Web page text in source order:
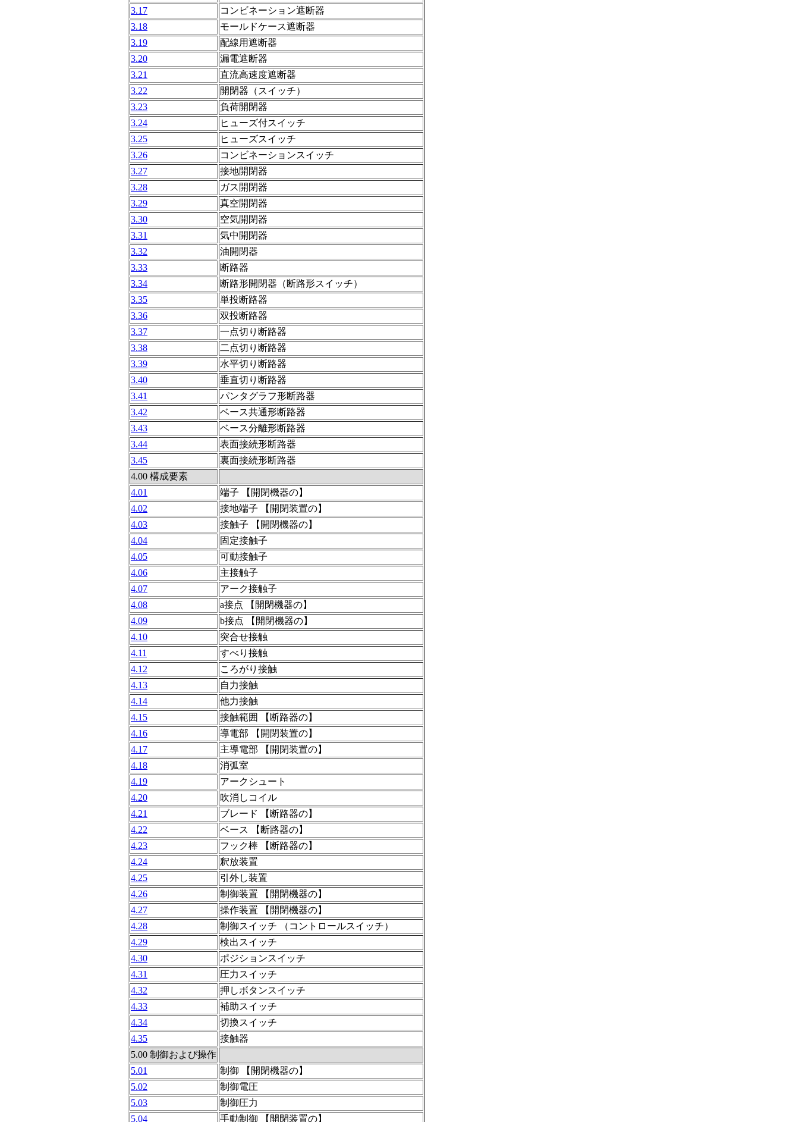
3.17
コンビネーション遮断器
3.18
モールドケース遮断器
3.19
配線用遮断器
3.20
漏電遮断器
3.21
直流高速度遮断器
3.22
開閉器（スイッチ）
3.23
負荷開閉器
3.24
ヒューズ付スイッチ
3.25
ヒューズスイッチ
3.26
コンビネーションスイッチ
3.27
接地開閉器
3.28
ガス開閉器
3.29
真空開閉器
3.30
空気開閉器
3.31
気中開閉器
3.32
油開閉器
3.33
断路器
3.34
断路形開閉器（断路形スイッチ）
3.35
単投断路器
3.36
双投断路器
3.37
一点切り断路器
3.38
二点切り断路器
3.39
水平切り断路器
3.40
垂直切り断路器
3.41
パンタグラフ形断路器
3.42
ベース共通形断路器
3.43
ベース分離形断路器
3.44
表面接続形断路器
3.45
裏面接続形断路器
4.00 構成要素
4.01
端子 【開閉機器の】
4.02
接地端子 【開閉装置の】
4.03
接触子 【開閉機器の】
4.04
固定接触子
4.05
可動接触子
4.06
主接触子
4.07
アーク接触子
4.08
a接点 【開閉機器の】
4.09
b接点 【開閉機器の】
4.10
突合せ接触
4.11
すべり接触
4.12
ころがり接触
4.13
自力接触
4.14
他力接触
4.15
接触範囲 【断路器の】
4.16
導電部 【開閉装置の】
4.17
主導電部 【開閉装置の】
4.18
消弧室
4.19
アークシュート
4.20
吹消しコイル
4.21
ブレード 【断路器の】
4.22
ベース 【断路器の】
4.23
フック棒 【断路器の】
4.24
釈放装置
4.25
引外し装置
4.26
制御装置 【開閉機器の】
4.27
操作装置 【開閉機器の】
4.28
制御スイッチ （コントロールスイッチ）
4.29
検出スイッチ
4.30
ポジションスイッチ
4.31
圧力スイッチ
4.32
押しボタンスイッチ
4.33
補助スイッチ
4.34
切換スイッチ
4.35
接触器
5.00 制御および操作
5.01
制御 【開閉機器の】
5.02
制御電圧
5.03
制御圧力
5.04
手動制御 【開閉装置の】